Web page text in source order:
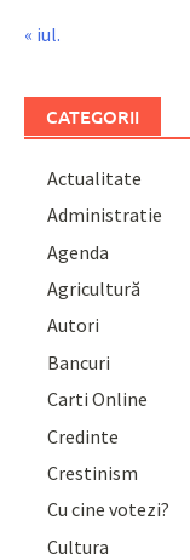
« iul.
CATEGORII
Actualitate
Administratie
Agenda
Agricultură
Autori
Bancuri
Carti Online
Credinte
Crestinism
Cu cine votezi?
Cultura